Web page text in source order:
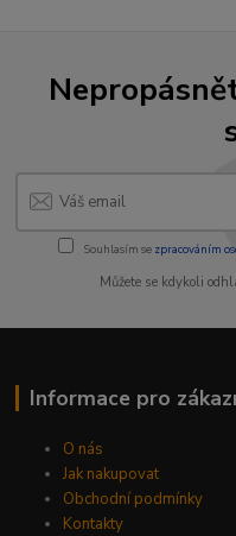
Souhlasím se zpracováním
Můžete se kdykoli
Informace pro
O nás
Jak nakupovat
Obchodní podmínky
Kontakty